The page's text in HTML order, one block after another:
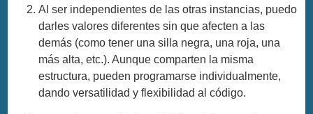
Al ser independientes de las otras instancias, puedo
darles valores diferentes sin que afecten a las
demás (como tener una silla negra, una roja, una
más alta, etc.). Aunque comparten la misma
estructura, pueden programarse individualmente,
dando versatilidad y flexibilidad al código.